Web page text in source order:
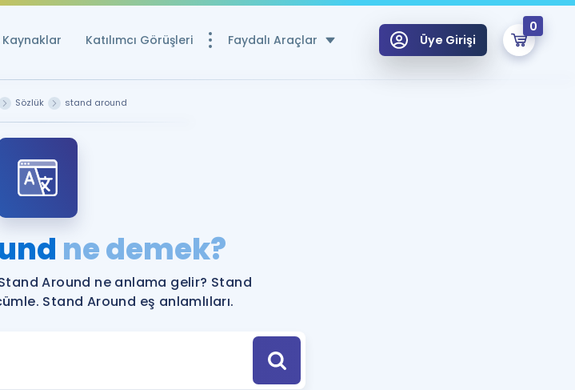
Katılımcı Görüşleri Faydalı Araçlar
Ücretsiz Kaynaklar
YDS ve YÖKDİL Puan Hesaplama Aracı
YDS ve YÖKDİL'e Hazırlananlar için Öneriler
Tüm ÖSYM Sınavları Tek Takvimde
Üye Girişi
0
Remzi Hoca ile seni sınava hazırlayacak onlarca eğitim seni bekliyor!
Sözlük stand around
ne demek?
Around ne anlama gelir? Stand
Stand Around eş anlamlıları.